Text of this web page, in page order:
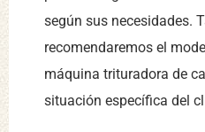
según sus necesidades.
recomendaremos el
máquina trituradora de
situación específica del